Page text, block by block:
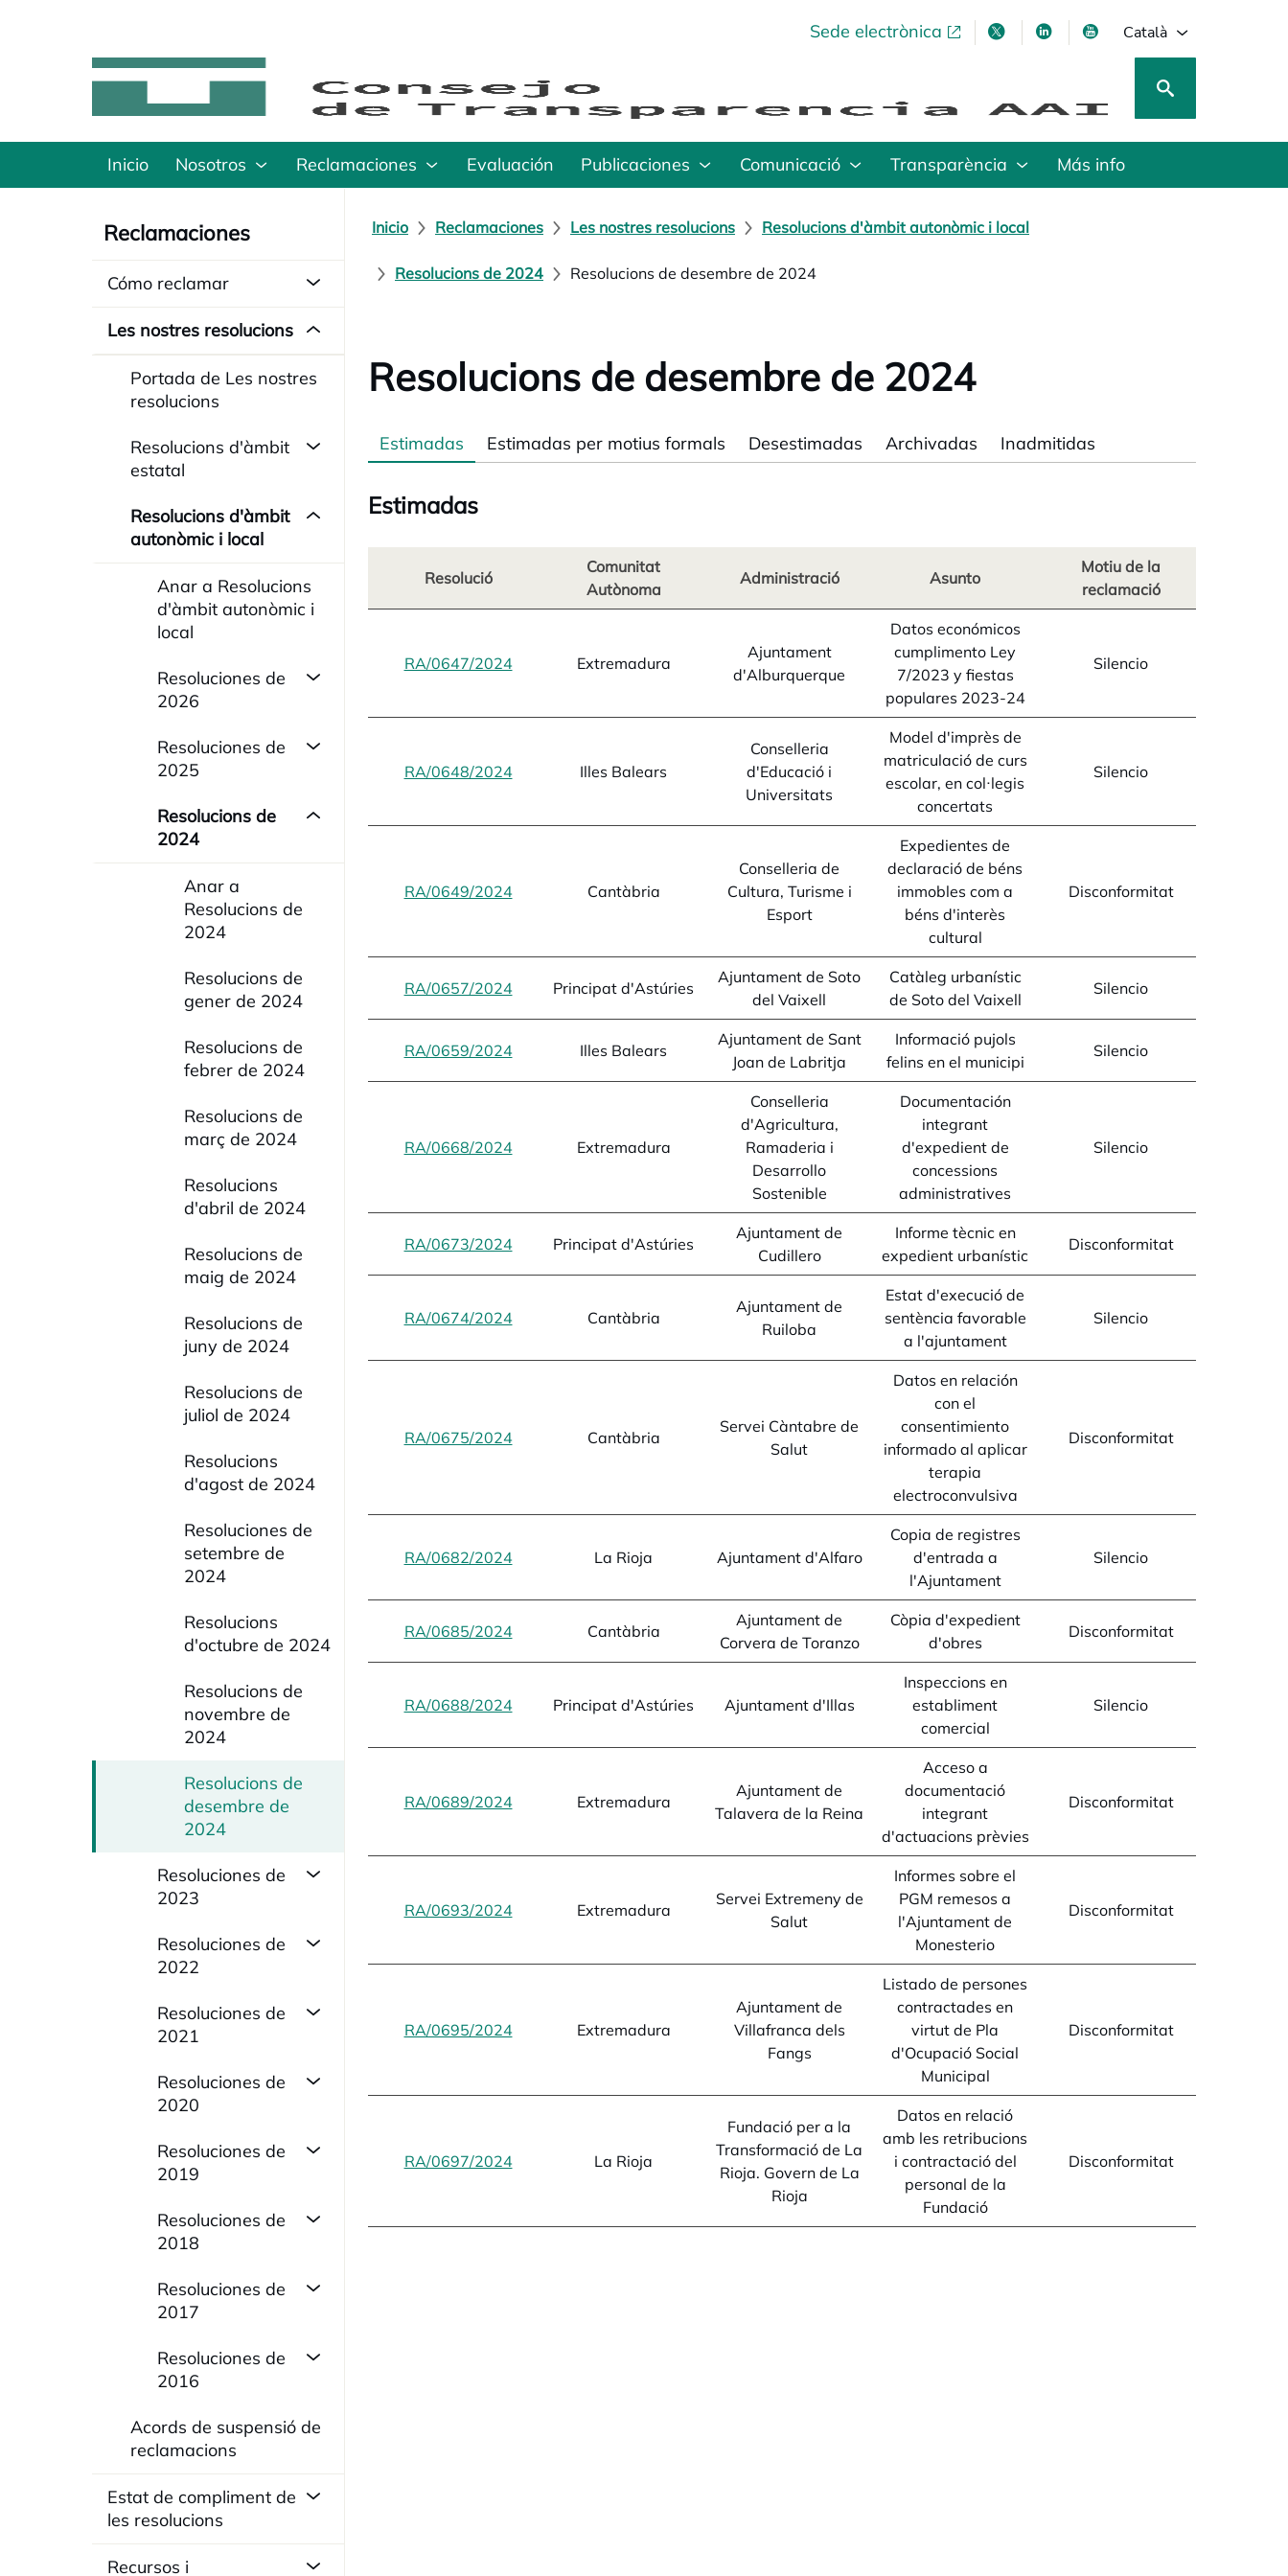
Sede electrònicaopens in a new tabopens in a new tab
opens in a new tab
opens in a new tab
Català
Inicio Nosotros Reclamaciones Evaluación Publicaciones Comunicació Transparència Más info
Reclamaciones
Cómo reclamar
Les nostres resolucions
Portada de Les nostres
resolucions
Resolucions d'àmbit
estatal
Resolucions d'àmbit
autonòmic i local
Anar a Resolucions
d'àmbit autonòmic i
local
Resoluciones de
2026
Resoluciones de
2025
Resolucions de
2024
Anar a
Resolucions de
2024
Resolucions de
gener de 2024
Resolucions de
febrer de 2024
Resolucions de
març de 2024
Resolucions
d'abril de 2024
Resolucions de
maig de 2024
Resolucions de
juny de 2024
Resolucions de
juliol de 2024
Resolucions
d'agost de 2024
Resoluciones de
setembre de
2024
Resolucions
d'octubre de 2024
Resolucions de
novembre de
2024
Resolucions de
desembre de
2024
Resoluciones de
2023
Resoluciones de
2022
Resoluciones de
2021
Resoluciones de
2020
Resoluciones de
2019
Resoluciones de
2018
Resoluciones de
2017
Resoluciones de
2016
Acords de suspensió de
reclamacions
Estat de compliment de
les resolucions
Recursos i
Inicio Reclamaciones Les nostres resolucions Resolucions d'àmbit autonòmic i local
Resolucions de 2024 Resolucions de desembre de 2024
Resolucions de desembre de 2024
Estimadas Estimadas per motius formals Desestimadas Archivadas Inadmitidas
Estimadas
Resolució
Comunitat
Autònoma
Administració Asunto
Motiu de la
reclamació
RA/0647/2024opens in a new tab
Extremadura
Ajuntament
d'Alburquerque
Datos económicos
cumplimento Ley
7/2023 y fiestas
populares 2023-24
Silencio
RA/0648/2024opens in a new tab
Illes Balears
Conselleria
d'Educació i
Universitats
Model d'imprès de
matriculació de curs
escolar, en col·legis
concertats
Silencio
RA/0649/2024opens in a new tab
Cantàbria
Conselleria de
Cultura, Turisme i
Esport
Expedientes de
declaració de béns
immobles com a
béns d'interès
cultural
Disconformitat
RA/0657/2024opens in a new tab
Principat d'Astúries
Ajuntament de Soto
del Vaixell
Catàleg urbanístic
de Soto del Vaixell
Silencio
RA/0659/2024opens in a new tab
Illes Balears
Ajuntament de Sant
Joan de Labritja
Informació pujols
felins en el municipi
Silencio
RA/0668/2024opens in a new tab
Extremadura
Conselleria
d'Agricultura,
Ramaderia i
Desarrollo
Sostenible
Documentación
integrant
d'expedient de
concessions
administratives
Silencio
RA/0673/2024opens in a new tab
Principat d'Astúries
Ajuntament de
Cudillero
Informe tècnic en
expedient urbanístic
Disconformitat
RA/0674/2024opens in a new tab
Cantàbria
Ajuntament de
Ruiloba
Estat d'execució de
sentència favorable
a l'ajuntament
Silencio
RA/0675/2024opens in a new tab
Cantàbria
Servei Càntabre de
Salut
Datos en relación
con el
consentimiento
informado al aplicar
terapia
electroconvulsiva
Disconformitat
RA/0682/2024opens in a new tab
La Rioja Ajuntament d'Alfaro
Copia de registres
d'entrada a
l'Ajuntament
Silencio
RA/0685/2024opens in a new tab
Cantàbria
Ajuntament de
Corvera de Toranzo
Còpia d'expedient
d'obres
Disconformitat
RA/0688/2024opens in a new tab
Principat d'Astúries Ajuntament d'Illas
Inspeccions en
establiment
comercial
Silencio
RA/0689/2024opens in a new tab
Extremadura
Ajuntament de
Talavera de la Reina
Acceso a
documentació
integrant
d'actuacions prèvies
Disconformitat
RA/0693/2024opens in a new tab
Extremadura
Servei Extremeny de
Salut
Informes sobre el
PGM remesos a
l'Ajuntament de
Monesterio
Disconformitat
RA/0695/2024opens in a new tab
Extremadura
Ajuntament de
Villafranca dels
Fangs
Listado de persones
contractades en
virtut de Pla
d'Ocupació Social
Municipal
Disconformitat
RA/0697/2024opens in a new tab
La Rioja
Fundació per a la
Transformació de La
Rioja. Govern de La
Rioja
Datos en relació
amb les retribucions
i contractació del
personal de la
Fundació
Disconformitat